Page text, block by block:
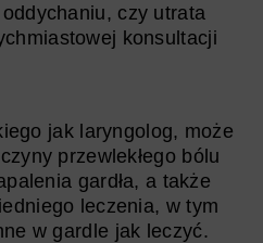
czy utrata
konsultacji
jak laryngolog, może
przewlekłego bólu
gardła, a także
leczenia, w tym
w gardle jak leczyć.